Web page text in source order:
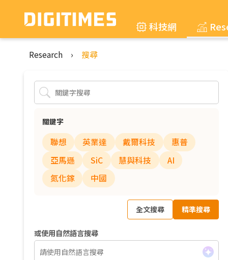
科技網
Research › 搜尋
關鍵字
聯想 英業達 戴爾科技
惠普
亞馬遜
SiC 慧與科技
AI
氮化鎵
中國
全文搜尋 精準搜尋
或使用自然語言搜尋